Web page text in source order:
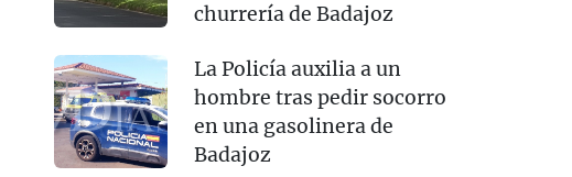
churrería de Badajoz
La Policía auxilia a un
hombre tras pedir socorro
en una gasolinera de
Badajoz